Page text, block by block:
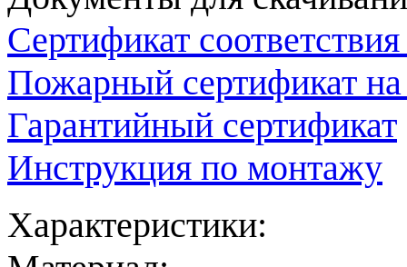
Сертификат
Пожарный сертификат
Гарантийный сертификат
Инструкция по монтажу
Характеристики: